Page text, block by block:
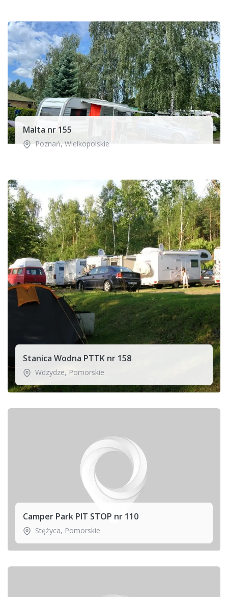
Malta nr 155
Poznań,Wielkopolskie
Stanica Wodna PTTK nr 158
Wdzydze, Pomorskie
Camper Park PIT STOP nr 110
Stężyca, Pomorskie